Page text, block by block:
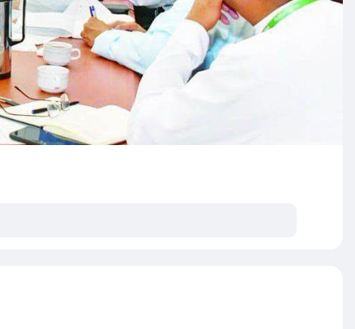
ရေး သဘောတူညီချက် ရနိုင်မယ့် အလားအလာတွေအပေါ် ထရ
အနေနဲ့ ဒီပဋိပက္ခကို အဆုံးသတ်ချင်ကြောင်း ရုရှား